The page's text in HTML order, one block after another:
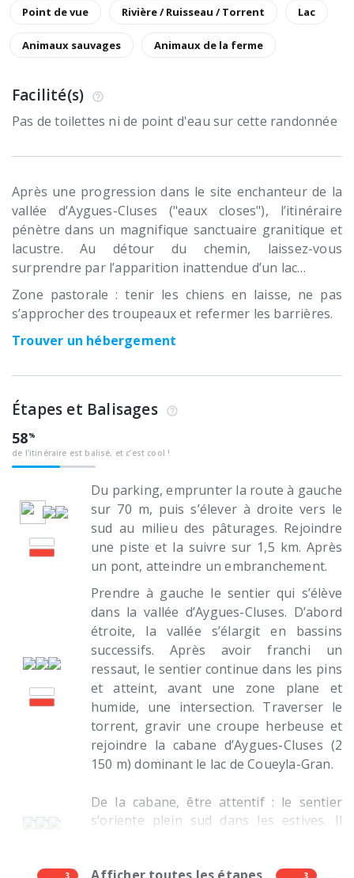
Point de vue Rivière / Ruisseau / Torrent Lac
Animaux sauvages Animaux de la ferme
Facilité(s)
Pas de toilettes ni de point d'eau sur cette randonnée
Après une progression dans le site enchanteur de la
vallée d’Aygues-Cluses ("eaux closes"), l’itinéraire
pénètre dans un magnifique sanctuaire granitique et
lacustre. Au détour du chemin, laissez-vous
surprendre par l’apparition inattendue d’un lac…
Zone pastorale : tenir les chiens en laisse, ne pas
s’approcher des troupeaux et refermer les barrières.
Trouver un hébergement
Étapes et Balisages
58
de l’itinéraire est balisé, et c’est cool !
Du parking, emprunter la route à gauche
sur 70 m, puis s’élever à droite vers le
sud au milieu des pâturages. Rejoindre
une piste et la suivre sur 1,5 km. Après
un pont, atteindre un embranchement.
Prendre à gauche le sentier qui s’élève
dans la vallée d’Aygues-Cluses. D’abord
étroite, la vallée s’élargit en bassins
successifs. Après avoir franchi un
ressaut, le sentier continue dans les pins
et atteint, avant une zone plane et
humide, une intersection. Traverser le
torrent, gravir une croupe herbeuse et
rejoindre la cabane d’Aygues-Cluses (2
150 m) dominant le lac de Coueyla-Gran.
3 3
De la cabane, être attentif : le sentier
s’oriente plein sud dans les estives. Il